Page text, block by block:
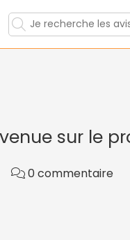
sur le
0 commentaire